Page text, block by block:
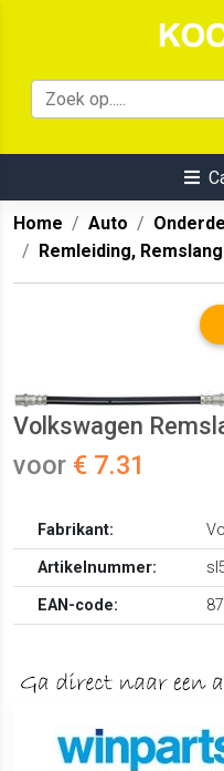
Home Auto
Remleiding, Remslang
Volkswagen
voor € 7.31
Fabrikant:
Artikelnummer:
EAN-code: